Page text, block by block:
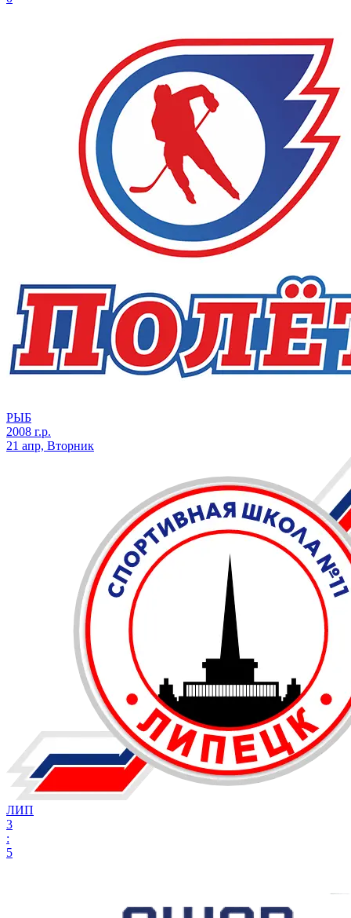
РЫБ
2008 г.р.
21 апр, Вторник
ЛИП
3
:
5